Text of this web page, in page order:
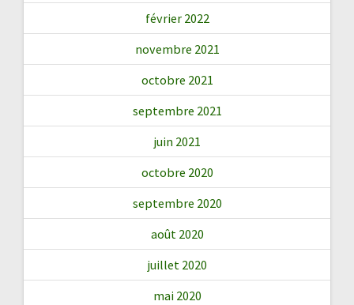
février 2022
novembre 2021
octobre 2021
septembre 2021
juin 2021
octobre 2020
septembre 2020
août 2020
juillet 2020
mai 2020